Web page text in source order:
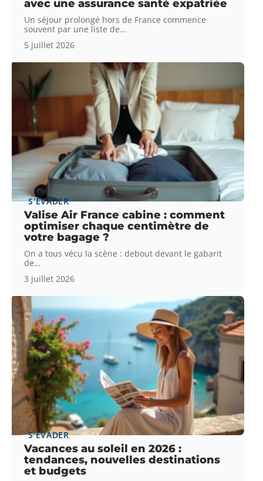
avec une assurance santé expatriée
Un séjour prolongé hors de France commence
souvent par une liste de…
5 juillet 2026
S'ÉVADER
Valise Air France cabine : comment
optimiser chaque centimètre de
votre bagage ?
On a tous vécu la scène : debout devant le gabarit
de…
3 juillet 2026
S'ÉVADER
Vacances au soleil en 2026 :
tendances, nouvelles destinations
et budgets